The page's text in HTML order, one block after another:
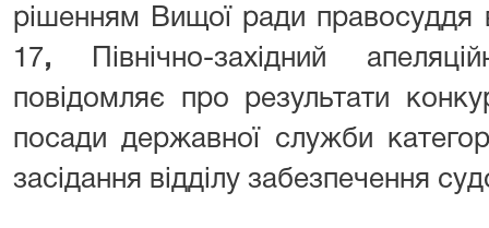
рішенням Вищої ради
17,
Північно-західний
повідомляє про результати
посади державної служби
засідання відділу забезпечення